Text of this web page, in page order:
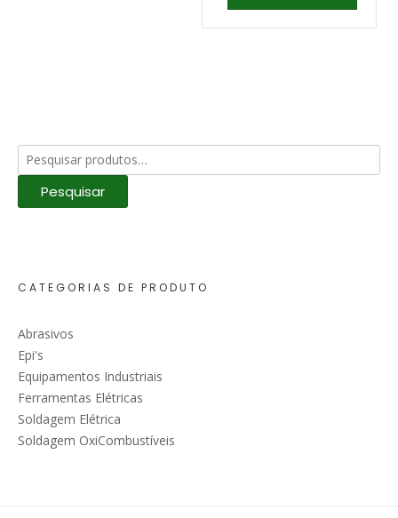
Pesquisar
por:
Pesquisar
CATEGORIAS DE PRODUTO
Abrasivos
Epi's
Equipamentos Industriais
Ferramentas Elétricas
Soldagem Elétrica
Soldagem OxiCombustíveis